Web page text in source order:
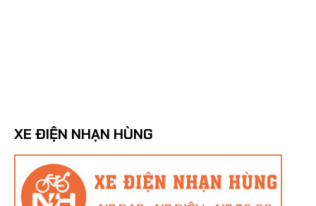
XE ĐIỆN NHẠN HÙNG